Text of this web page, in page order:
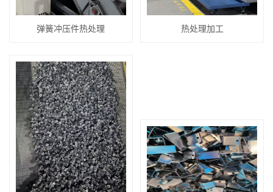
弹簧冲压件热处理 热处理加工